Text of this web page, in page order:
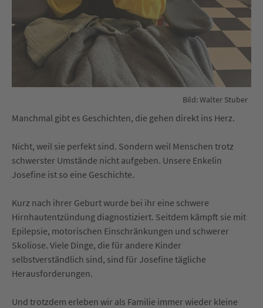
Bild: Walter Stuber
Manchmal gibt es Geschichten, die gehen direkt ins Herz.
Nicht, weil sie perfekt sind. Sondern weil Menschen trotz
schwerster Umstände nicht aufgeben. Unsere Enkelin
Josefine ist so eine Geschichte.
Kurz nach ihrer Geburt wurde bei ihr eine schwere
Hirnhautentzündung diagnostiziert. Seitdem kämpft sie mit
Epilepsie, motorischen Einschränkungen und schwerer
Skoliose. Viele Dinge, die für andere Kinder
selbstverständlich sind, sind für Josefine tägliche
Herausforderungen.
Und trotzdem erleben wir als Familie immer wieder kleine